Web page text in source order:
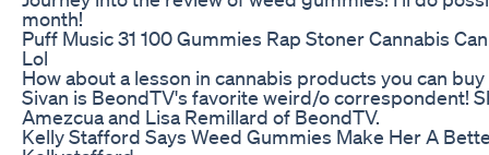
month!
Puff Music 31 100 Gummies Rap Stoner Cannabis
Lol
How about a lesson in cannabis products you can
Sivan is BeondTV's favorite weird/o correspondent!
Amezcua and Lisa Remillard of BeondTV.
Kelly Stafford Says Weed Gummies Make Her A